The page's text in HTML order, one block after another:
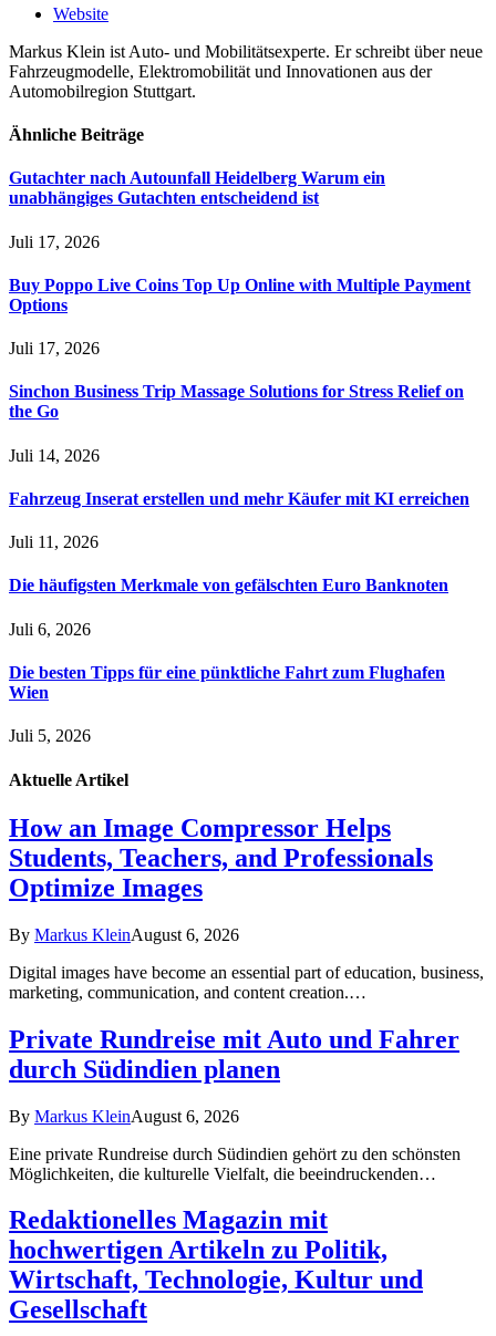
Website
Markus Klein ist Auto- und Mobilitätsexperte. Er schreibt über neue
Fahrzeugmodelle, Elektromobilität und Innovationen aus der
Automobilregion Stuttgart.
Ähnliche Beiträge
Gutachter nach Autounfall Heidelberg Warum ein
unabhängiges Gutachten entscheidend ist
Juli 17, 2026
Buy Poppo Live Coins Top Up Online with Multiple Payment
Options
Juli 17, 2026
Sinchon Business Trip Massage Solutions for Stress Relief on
the Go
Juli 14, 2026
Fahrzeug Inserat erstellen und mehr Käufer mit KI erreichen
Juli 11, 2026
Die häufigsten Merkmale von gefälschten Euro Banknoten
Juli 6, 2026
Die besten Tipps für eine pünktliche Fahrt zum Flughafen
Wien
Juli 5, 2026
Aktuelle Artikel
How an Image Compressor Helps
Students, Teachers, and Professionals
Optimize Images
By Markus KleinAugust 6, 2026
Digital images have become an essential part of education, business,
marketing, communication, and content creation.…
Private Rundreise mit Auto und Fahrer
durch Südindien planen
By Markus KleinAugust 6, 2026
Eine private Rundreise durch Südindien gehört zu den schönsten
Möglichkeiten, die kulturelle Vielfalt, die beeindruckenden…
Redaktionelles Magazin mit
hochwertigen Artikeln zu Politik,
Wirtschaft, Technologie, Kultur und
Gesellschaft